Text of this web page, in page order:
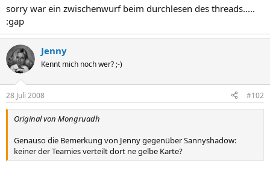
sorry war ein zwischenwurf beim durchlesen des threads.....
:gap
Jenny
Kennt mich noch wer? ;-)
28 Juli 2008 #102
Original von Mongruadh
Genauso die Bemerkung von Jenny gegenüber Sannyshadow:
keiner der Teamies verteilt dort ne gelbe Karte?